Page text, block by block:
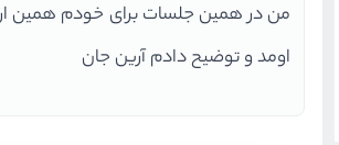
من در همین جلسات برای خودم همین
اومد و توضیح دادم آرین جان